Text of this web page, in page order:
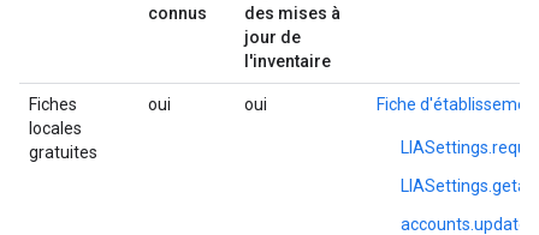
connus
des mises à
jour de
l'inventaire
Fiches
locales
gratuites
oui oui Fiche
accounts.update